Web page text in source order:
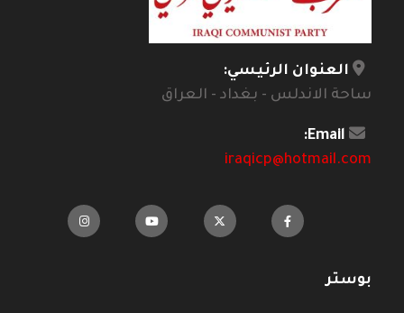
العنوان الرئيسي:
ساحة الاندلس - بغداد - العراق
Email:
iraqicp@hotmail.com
بوستر